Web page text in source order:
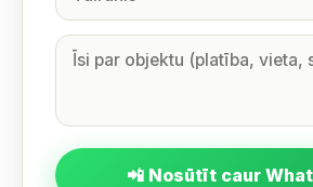
📲 Nosūtīt caur